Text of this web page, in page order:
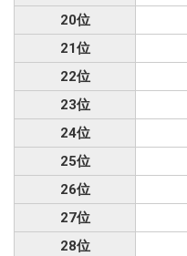
20位
21位
22位
23位
24位
25位
26位
27位
28位